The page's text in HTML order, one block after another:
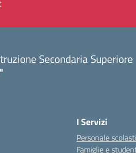
Secondaria Superiore
I Servizi
Personale
Famiglie e